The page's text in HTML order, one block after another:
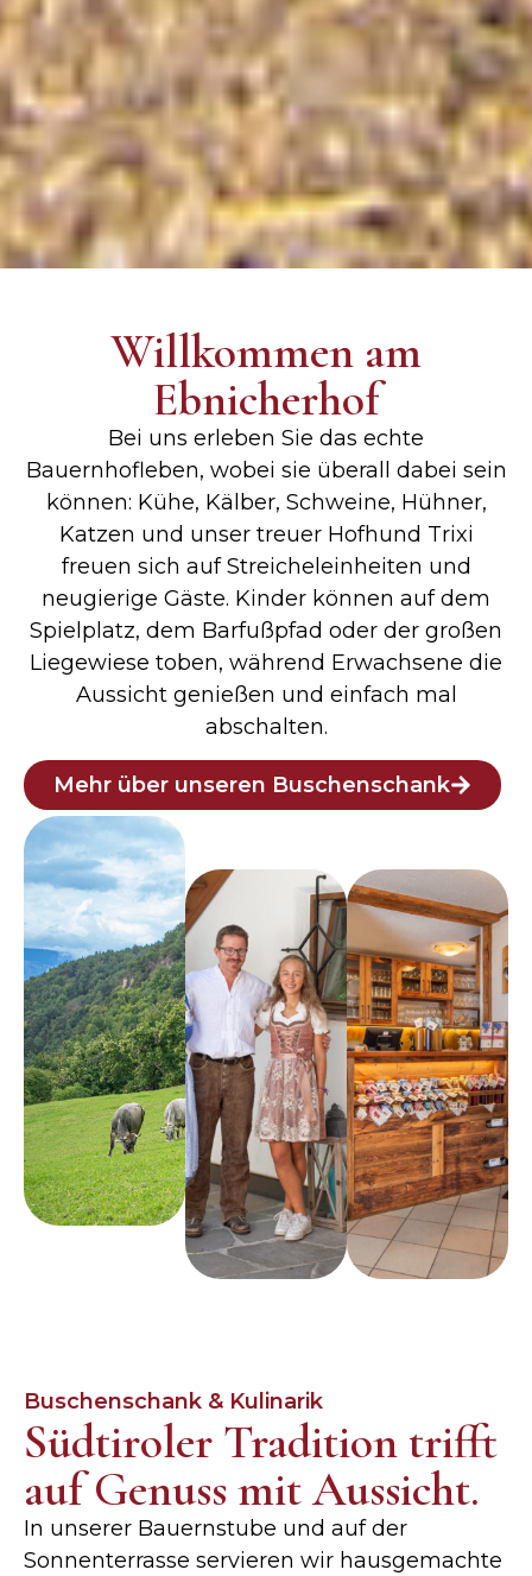
Willkommen am
Ebnicherhof
Bei uns erleben Sie das echte
Bauernhofleben, wobei sie überall dabei sein
können: Kühe, Kälber, Schweine, Hühner,
Katzen und unser treuer Hofhund Trixi
freuen sich auf Streicheleinheiten und
neugierige Gäste. Kinder können auf dem
Spielplatz, dem Barfußpfad oder der großen
Liegewiese toben, während Erwachsene die
Aussicht genießen und einfach mal
abschalten.
Mehr über unseren Buschenschank
Buschenschank & Kulinarik
Südtiroler Tradition trifft
auf Genuss mit Aussicht.
In unserer Bauernstube und auf der
Sonnenterrasse servieren wir hausgemachte